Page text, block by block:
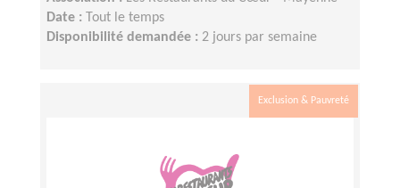
Date :
Tout le temps
Disponibilité demandée : 2 jours par semaine
Exclusion & Pauvreté